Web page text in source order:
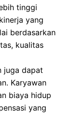
tinggi
yang
berdasarkan
kualitas
juga dapat
Karyawan
biaya hidup
yang